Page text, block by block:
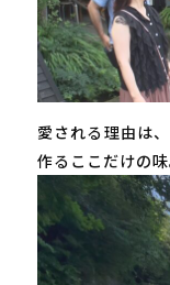
愛される理由は
作るここだけの味